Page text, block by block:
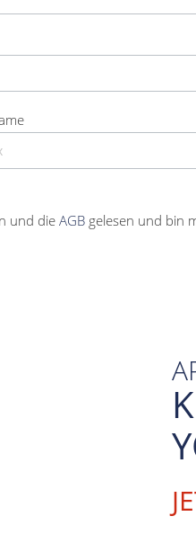
und die AGB gelesen und bin